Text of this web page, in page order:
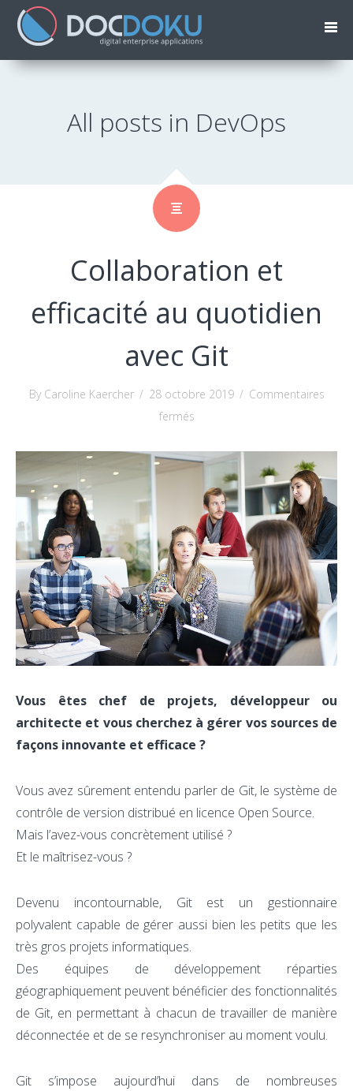
All posts in DevOps
Collaboration et
efficacité au quotidien
avec Git
By Caroline Kaercher / 28 octobre 2019 / Commentaires
ferméssur
et
efficacité
au
quotidien
avec
Git
Vous êtes chef de projets, développeur ou
architecte et vous cherchez à gérer vos sources de
façons innovante et efficace ?
Vous avez sûrement entendu parler de Git, le système de
contrôle de version distribué en licence Open Source.
Mais l’avez-vous concrètement utilisé ?
Et le maîtrisez-vous ?
Devenu incontournable, Git est un gestionnaire
polyvalent capable de gérer aussi bien les petits que les
très gros projets informatiques.
Des équipes de développement réparties
géographiquement peuvent bénéficier des fonctionnalités
de Git, en permettant à chacun de travailler de manière
déconnectée et de se resynchroniser au moment voulu.
Git s’impose aujourd’hui dans de nombreuses